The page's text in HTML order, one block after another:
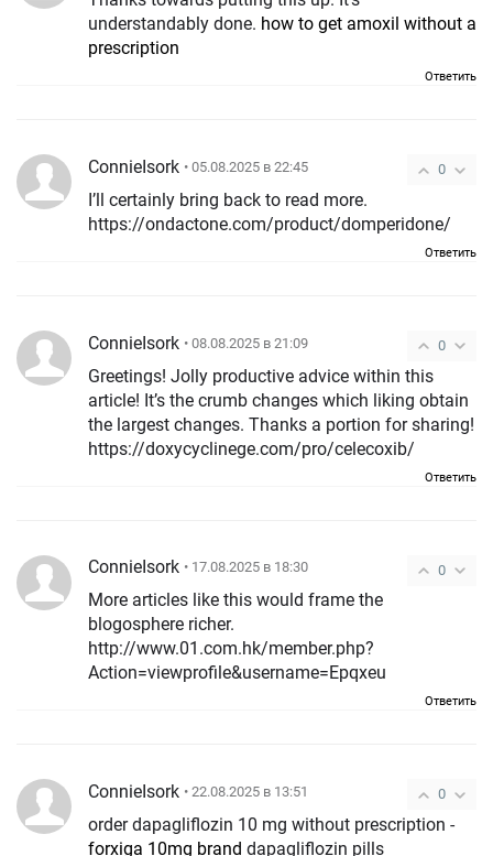
understandably done. how to get amoxil without a
prescription
Ответить
0
ConnieIsork • 05.08.2025 в 22:45
I’ll certainly bring back to read more.
https://ondactone.com/product/domperidone/
Ответить
0
ConnieIsork • 08.08.2025 в 21:09
Greetings! Jolly productive advice within this
article! It’s the crumb changes which liking obtain
the largest changes. Thanks a portion for sharing!
https://doxycyclinege.com/pro/celecoxib/
Ответить
0
ConnieIsork • 17.08.2025 в 18:30
More articles like this would frame the
blogosphere richer.
http://www.01.com.hk/member.php?
Action=viewprofile&username=Epqxeu
Ответить
0
ConnieIsork • 22.08.2025 в 13:51
order dapagliflozin 10 mg without prescription -
forxiga 10mg brand dapagliflozin pills